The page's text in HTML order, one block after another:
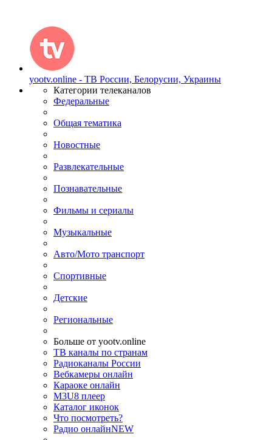
yootv.online - ТВ России, Белорусии, Украины
Категории телеканалов
Федеральные
Общая тематика
Новостные
Развлекательные
Познавательные
Фильмы и сериалы
Музыкальные
Авто/Мото транспорт
Спортивные
Детские
Региональные
Больше от yootv.online
ТВ каналы по странам
Радиоканалы России
Вебкамеры онлайн
Караоке онлайн
M3U8 плеер
Каталог иконок
Что посмотреть?
Радио онлайнNEW